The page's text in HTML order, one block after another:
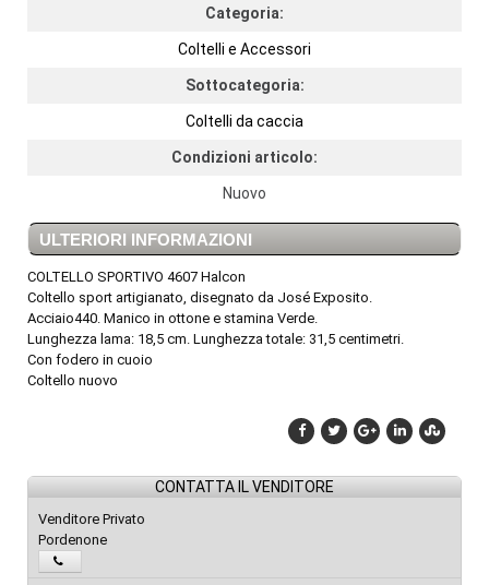
Categoria:
Coltelli e Accessori
Sottocategoria:
Coltelli da caccia
Condizioni articolo:
Nuovo
ULTERIORI INFORMAZIONI
COLTELLO SPORTIVO 4607 Halcon
Coltello sport artigianato, disegnato da José Exposito.
Acciaio440. Manico in ottone e stamina Verde.
Lunghezza lama: 18,5 cm. Lunghezza totale: 31,5 centimetri.
Con fodero in cuoio
Coltello nuovo
CONTATTA IL VENDITORE
Venditore Privato
Pordenone